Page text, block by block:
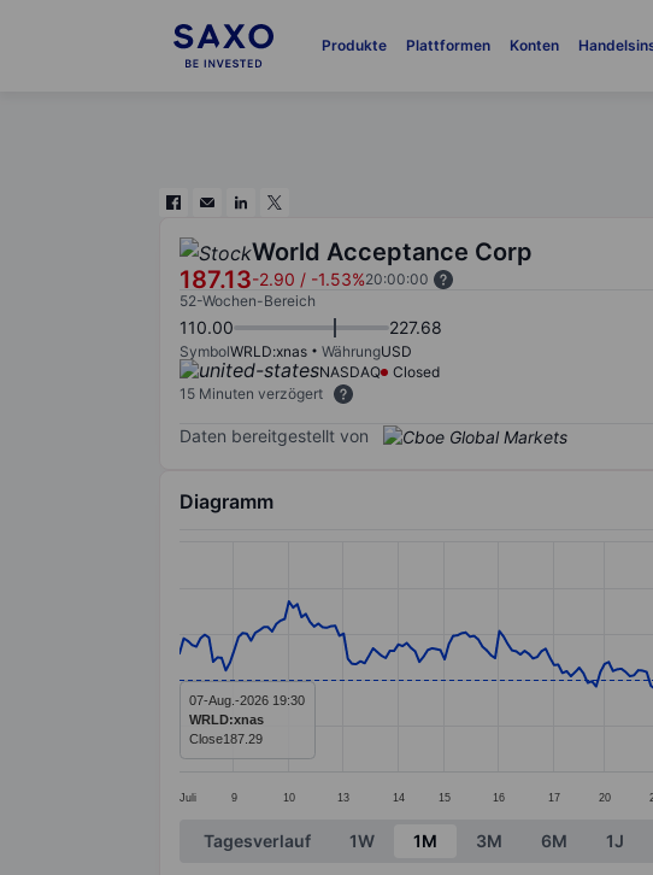
Produkte Plattformen Konten
World Acceptance Corp
187.13-2.90 / -1.53%20:00:00
52-Wochen-Bereich
110.00 227.68
SymbolWRLD:xnas WährungUSD
NASDAQ
Closed
15 Minuten verzögert
Daten bereitgestellt von
Diagramm
Line chart with 291 data points.
The chart has 1 X axis displaying categories.
The chart has 1 Y axis displaying values. Data
Juli 9 10 13 14 15 16 17 20
07-Aug.-2026 19:30
WRLD:xnas
Close187.29
End of interactive chart.
Tagesverlauf 1W 1M 3M 6M 1J